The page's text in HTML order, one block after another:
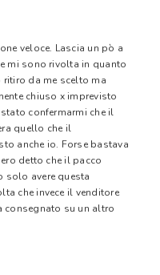
veloce. Lascia un pò a
mi sono rivolta in quanto
da me scelto ma
chiuso x imprevisto
confermarmi che il
quello che il
anche io. Forse bastava
detto che il pacco
solo avere questa
che invece il venditore
consegnato su un altro